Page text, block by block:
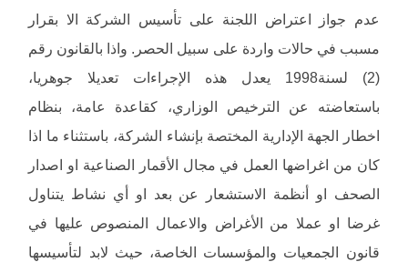
عدم جواز اعتراض اللجنة على تأسيس الشركة الا بقرار
مسبب في حالات واردة على سبيل الحصر. واذا بالقانون رقم
(2) لسنة1998 يعدل هذه الإجراءات تعديلا جوهريا،
باستعاضته عن الترخيص الوزاري، كقاعدة عامة، بنظام
اخطار الجهة الإدارية المختصة بإنشاء الشركة، باستثناء ما اذا
كان من اغراضها العمل في مجال الأقمار الصناعية او اصدار
الصحف او أنظمة الاستشعار عن بعد او أي نشاط يتناول
غرضا او عملا من الأغراض والاعمال المنصوص عليها في
قانون الجمعيات والمؤسسات الخاصة، حيث لابد لتأسيسها